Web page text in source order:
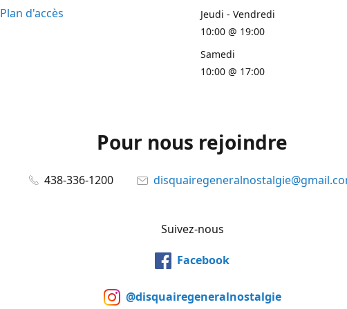
Plan d'accès
Jeudi - Vendredi
10:00 @ 19:00
Samedi
10:00 @ 17:00
Pour nous rejoindre
438-336-1200
Suivez-nous
Facebook
@disquairegeneralnostalgie